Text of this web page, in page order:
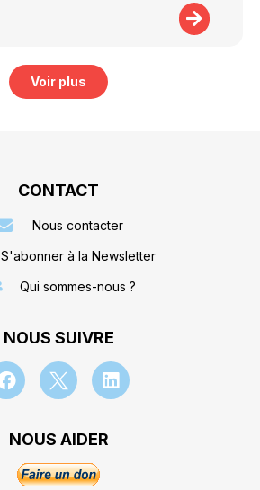
Voir plus
CONTACT
Nous contacter
S'abonner à la Newsletter
Qui sommes-nous ?
NOUS SUIVRE
NOUS AIDER